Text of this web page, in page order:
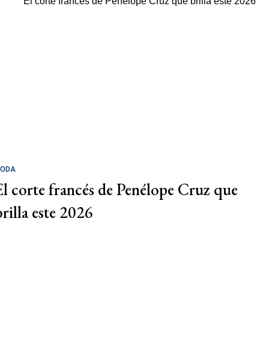
corte francés de Penélope Cruz que
este 2026